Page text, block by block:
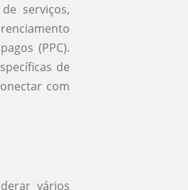
serviços,
(PPC).
de
com
vários